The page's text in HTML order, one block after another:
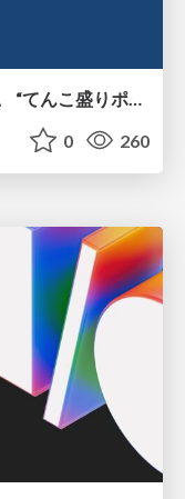
0 260